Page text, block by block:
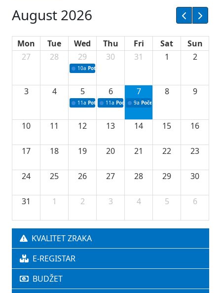
August 2026
Mon Tue Wed Thu Fri Sat
Sun
27
28 29
10a Potpisivanje ugovora sa neprofitnim
30 31 1 2
3 4 5
11a Potpisivanje ugovora o stipendijama za
6
11a Podrška razvoju vodne infrastrukture u
7
9a Početak izgradnje nove
8 9
10 11 12 13 14 15 16
17 18 19 20 21 22 23
24 25 26 27 28 29 30
31 1 2 3 4 5 6
KVALITET ZRAKA
E-REGISTAR
BUDŽET